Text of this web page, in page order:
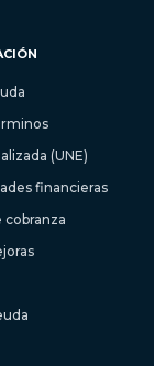
(UNE)
financieras
cobranza